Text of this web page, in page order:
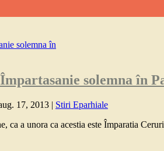
solemna în
17, 2013 | Stiri Eparhiale
ca a unora ca acestia este Împaratia